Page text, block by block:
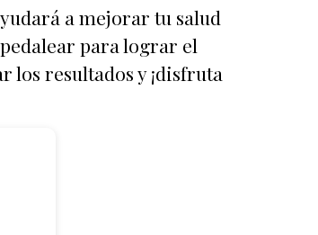
a mejorar tu salud
para lograr el
los resultados y ¡disfruta